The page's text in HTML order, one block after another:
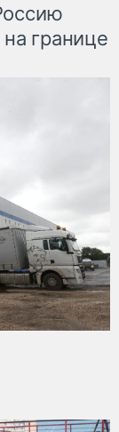
границе